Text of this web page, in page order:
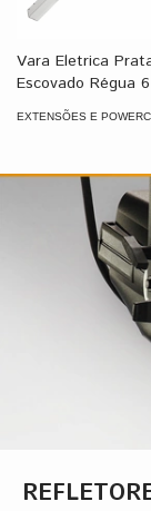
Vara Eletrica
Escovado Régua
EXTENSÕES E